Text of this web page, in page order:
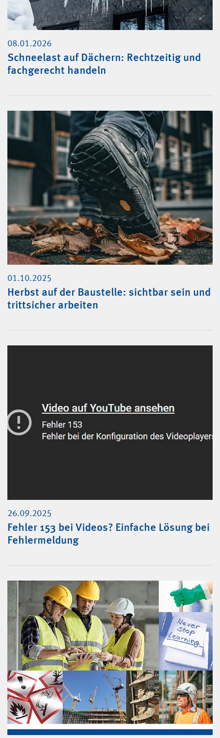
08.01.2026
Schneelast auf Dächern: Rechtzeitig und
fachgerecht handeln
01.10.2025
Herbst auf der Baustelle: sichtbar sein und
trittsicher arbeiten
26.09.2025
Fehler 153 bei Videos? Einfache Lösung bei
Fehlermeldung